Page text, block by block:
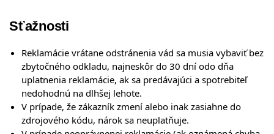
Sťažnosti
Reklamácie vrátane odstránenia vád sa musia vybaviť bez
zbytočného odkladu, najneskôr do 30 dní odo dňa
uplatnenia reklamácie, ak sa predávajúci a spotrebiteľ
nedohodnú na dlhšej lehote.
V prípade, že zákazník zmení alebo inak zasiahne do
zdrojového kódu, nárok sa neuplatňuje.